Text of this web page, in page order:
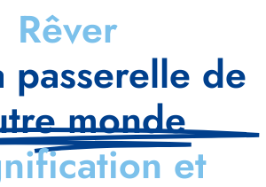
Rêver
passerelle de
monde
et